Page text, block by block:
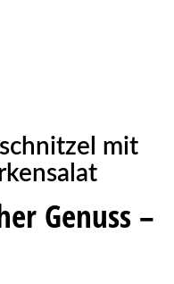
mit
Genuss –